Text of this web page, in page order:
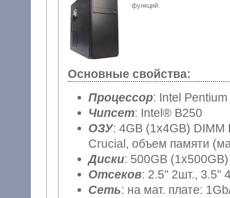
функций.
Основные свойства:
Процессор: Intel
Чипсет: Intel® B250
ОЗУ: 4GB (1x4GB) DIMM DDR4 (частота шины 2400MHz)
Crucial, объем памяти
Диски: 500GB
Отсеков: 2.5" 2шт., 3.5"
Сеть: на мат. плате: